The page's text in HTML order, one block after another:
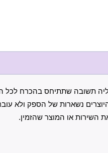
תשובה שתתיחס בהכרח לכל
נשארות של הספק ולא
השירות או המוצר שהזמין.